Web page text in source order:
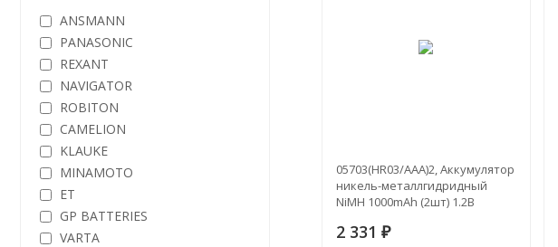
05703(HR03/ААА)2, Аккумулятор
никель-металлгидридный
NiMH 1000mAh (2шт) 1.2В
2 331 ₽
ANSMANN
PANASONIC
REXANT
NAVIGATOR
ROBITON
CAMELION
KLAUKE
MINAMOTO
ET
GP BATTERIES
VARTA